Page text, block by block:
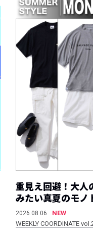
重見え回避！大人
みたい真夏のモノ
2026.08.06
NEW
WEEKLY COORDINATE